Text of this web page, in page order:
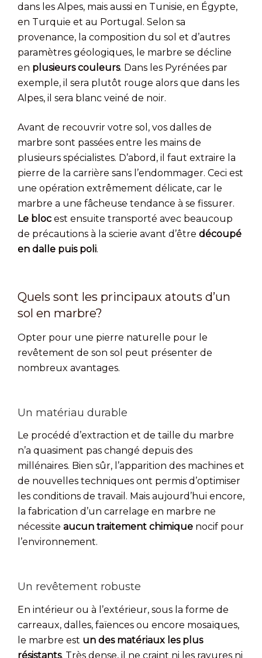
dans les Alpes, mais aussi en Tunisie, en Égypte,
en Turquie et au Portugal. Selon sa
provenance, la composition du sol et d’autres
paramètres géologiques, le marbre se décline
en plusieurs couleurs. Dans les Pyrénées par
exemple, il sera plutôt rouge alors que dans les
Alpes, il sera blanc veiné de noir.
Avant de recouvrir votre sol, vos dalles de
marbre sont passées entre les mains de
plusieurs spécialistes. D’abord, il faut extraire la
pierre de la carrière sans l’endommager. Ceci est
une opération extrêmement délicate, car le
marbre a une fâcheuse tendance à se fissurer.
Le bloc est ensuite transporté avec beaucoup
de précautions à la scierie avant d’être découpé
en dalle puis poli.
Quels sont les principaux atouts d’un
sol en marbre?
Opter pour une pierre naturelle pour le
revêtement de son sol peut présenter de
nombreux avantages.
Un matériau durable
Le procédé d’extraction et de taille du marbre
n’a quasiment pas changé depuis des
millénaires. Bien sûr, l’apparition des machines et
de nouvelles techniques ont permis d’optimiser
les conditions de travail. Mais aujourd’hui encore,
la fabrication d’un carrelage en marbre ne
nécessite aucun traitement chimique nocif pour
l’environnement.
Un revêtement robuste
En intérieur ou à l’extérieur, sous la forme de
carreaux, dalles, faïences ou encore mosaïques,
le marbre est un des matériaux les plus
résistants. Très dense, il ne craint ni les rayures ni